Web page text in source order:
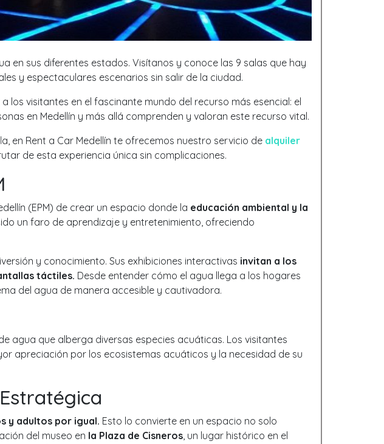
en sus diferentes estados. Visítanos y conoce las 9 salas que hay
y espectaculares escenarios sin salir de la ciudad.
los visitantes en el fascinante mundo del recurso más esencial: el
en Medellín y más allá comprenden y valoran este recurso vital.
en Rent a Car Medellín te ofrecemos nuestro servicio de alquiler
de esta experiencia única sin complicaciones.
(EPM) de crear un espacio donde la educación ambiental y la
un faro de aprendizaje y entretenimiento, ofreciendo
y conocimiento. Sus exhibiciones interactivas invitan a los
táctiles. Desde entender cómo el agua llega a los hogares
del agua de manera accesible y cautivadora.
agua que alberga diversas especies acuáticas. Los visitantes
apreciación por los ecosistemas acuáticos y la necesidad de su
y adultos por igual. Esto lo convierte en un espacio no solo
del museo en la Plaza de Cisneros , un lugar histórico en el